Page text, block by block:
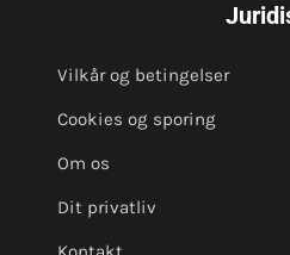
Vilkår og betingelser
Cookies og sporing
Om os
Dit privatliv